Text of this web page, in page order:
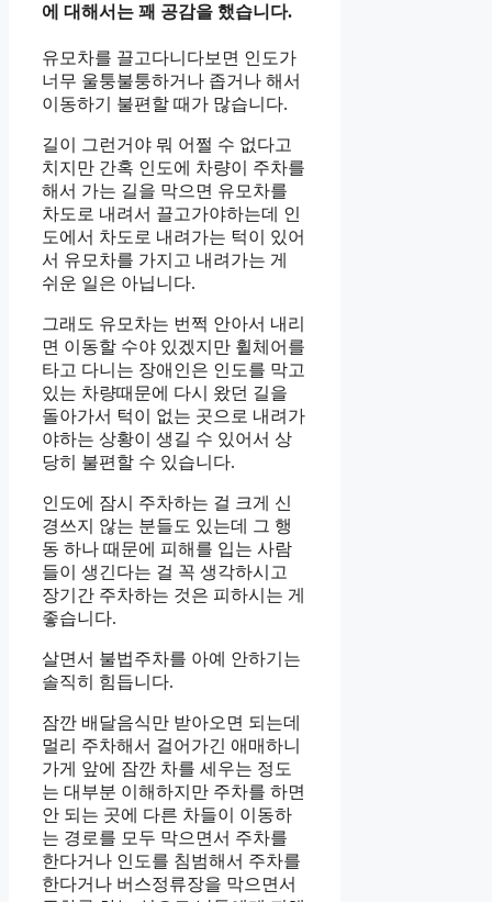
에 대해서는 꽤 공감을 했습니다.
유모차를 끌고다니다보면 인도가
너무 울퉁불퉁하거나 좁거나 해서
이동하기 불편할 때가 많습니다.
길이 그런거야 뭐 어쩔 수 없다고
치지만 간혹 인도에 차량이 주차를
해서 가는 길을 막으면 유모차를
차도로 내려서 끌고가야하는데 인
도에서 차도로 내려가는 턱이 있어
서 유모차를 가지고 내려가는 게
쉬운 일은 아닙니다.
그래도 유모차는 번쩍 안아서 내리
면 이동할 수야 있겠지만 휠체어를
타고 다니는 장애인은 인도를 막고
있는 차량때문에 다시 왔던 길을
돌아가서 턱이 없는 곳으로 내려가
야하는 상황이 생길 수 있어서 상
당히 불편할 수 있습니다.
인도에 잠시 주차하는 걸 크게 신
경쓰지 않는 분들도 있는데 그 행
동 하나 때문에 피해를 입는 사람
들이 생긴다는 걸 꼭 생각하시고
장기간 주차하는 것은 피하시는 게
좋습니다.
살면서 불법주차를 아예 안하기는
솔직히 힘듭니다.
잠깐 배달음식만 받아오면 되는데
멀리 주차해서 걸어가긴 애매하니
가게 앞에 잠깐 차를 세우는 정도
는 대부분 이해하지만 주차를 하면
안 되는 곳에 다른 차들이 이동하
는 경로를 모두 막으면서 주차를
한다거나 인도를 침범해서 주차를
한다거나 버스정류장을 막으면서